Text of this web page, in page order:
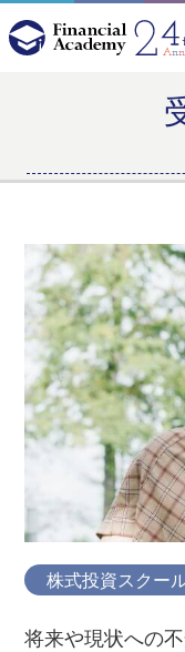
株式投資スクー
将来や現状への